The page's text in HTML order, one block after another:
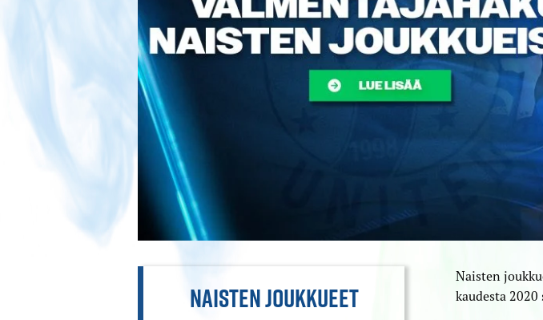
NAISTEN JOUKKUEET
Naisten
kaudesta